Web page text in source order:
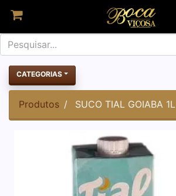
CATEGORIAS
Produtos SUCO TIAL GOIABA 1L